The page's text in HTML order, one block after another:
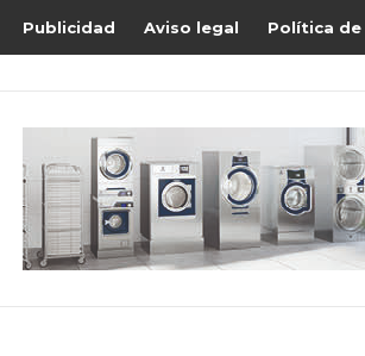
Publicidad Aviso legal Política